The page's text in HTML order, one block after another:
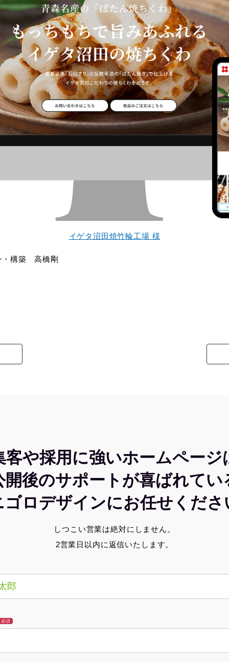
イゲタ沼田焼竹輪工場 様
・構築 高橋剛
客や採用に強いホームページ
開後のサポートが喜ばれてい
ゴロデザインにお任せくださ
しつこい営業は絶対にしません。
2営業日以内に返信いたします。
必須